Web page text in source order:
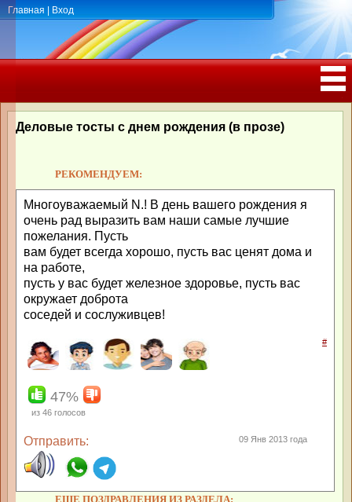
Главная Вход
РОЖДЕНИЯ, ЮБИЛЕЕМ
Деловые тосты с днем рождения (в прозе)
РЕКОМЕНДУЕМ:
Многоуважаемый N.! В день вашего рождения я
очень рад выразить вам наши самые лучшие
пожелания. Пусть
вам будет всегда хорошо, пусть вас ценят дома и
на работе,
пусть у вас будет железное здоровье, пусть вас
окружает доброта
соседей и сослуживцев!
#
47%
из 46 голосов
Отправить: 09 Янв 2013 года
ЕЩЕ ПОЗДРАВЛЕНИЯ ИЗ РАЗДЕЛА: